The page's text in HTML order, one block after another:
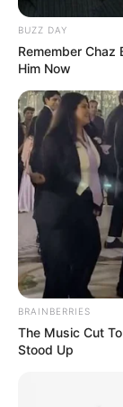
8 MARZOUK
9 ETEL DU
10 WOFF
11 COSMO
12 MURCIANO
13 NO LIMIT
14 PANDIA
15 LINGOTTO
16 MAX VERST
Arrivée
PAVILLON
2 – 15 – 14 – 16
BUZZ DAY
Remember Chaz
Him Now
BRAINBERRIES
The Music Cut
Stood Up